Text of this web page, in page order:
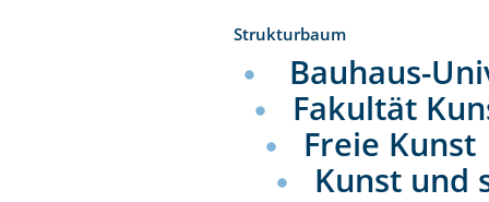
Strukturbaum
Bauhaus-
Fakultät
Freie Kunst
Kunst und